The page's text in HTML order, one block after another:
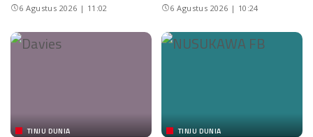
6 Agustus 2026 | 11:02 6 Agustus 2026 | 10:24
TINJU DUNIA TINJU DUNIA